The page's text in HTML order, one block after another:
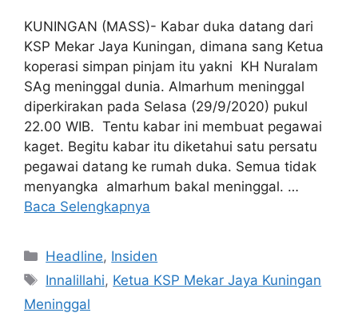
KUNINGAN (MASS)- Kabar duka datang dari
KSP Mekar Jaya Kuningan, dimana sang Ketua
koperasi simpan pinjam itu yakni KH Nuralam
SAg meninggal dunia. Almarhum meninggal
diperkirakan pada Selasa (29/9/2020) pukul
22.00 WIB. Tentu kabar ini membuat pegawai
kaget. Begitu kabar itu diketahui satu persatu
pegawai datang ke rumah duka. Semua tidak
menyangka almarhum bakal meninggal. …
Baca Selengkapnya
Kategori
Headline, Insiden
Tag
Innalillahi, Ketua KSP Mekar Jaya Kuningan
Meninggal